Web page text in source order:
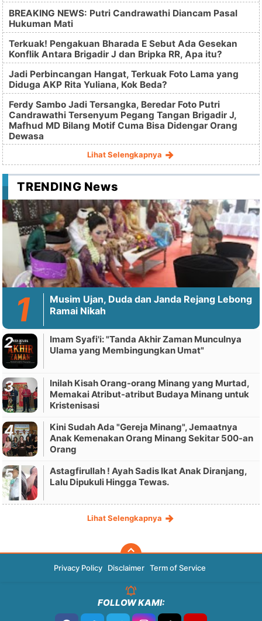
BREAKING NEWS: Putri Candrawathi Diancam Pasal
Hukuman Mati
Terkuak! Pengakuan Bharada E Sebut Ada Gesekan
Konflik Antara Brigadir J dan Bripka RR, Apa itu?
Jadi Perbincangan Hangat, Terkuak Foto Lama yang
Diduga AKP Rita Yuliana, Kok Beda?
Ferdy Sambo Jadi Tersangka, Beredar Foto Putri
Candrawathi Tersenyum Pegang Tangan Brigadir J,
Mafhud MD Bilang Motif Cuma Bisa Didengar Orang
Dewasa
Lihat Selengkapnya
TRENDING News
Musim Ujan, Duda dan Janda Rejang Lebong
Ramai Nikah
Imam Syafi'i: "Tanda Akhir Zaman Munculnya
Ulama yang Membingungkan Umat"
Inilah Kisah Orang-orang Minang yang Murtad,
Memakai Atribut-atribut Budaya Minang untuk
Kristenisasi
Kini Sudah Ada "Gereja Minang", Jemaatnya
Anak Kemenakan Orang Minang Sekitar 500-an
Orang
Astagfirullah ! Ayah Sadis Ikat Anak Diranjang,
Lalu Dipukuli Hingga Tewas.
Lihat Selengkapnya
Privacy Policy Disclaimer Term of Service
FOLLOW KAMI: